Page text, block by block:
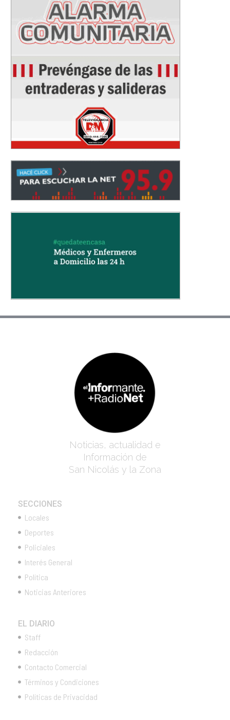
Noticias, actualidad e
Información de
San Nicolás y la Zona
SECCIONES
Locales
Deportes
Policiales
Interés General
Política
Noticias Anteriores
EL DIARIO
Staff
Redacción
Contacto Comercial
Términos y Condiciones
Políticas de Privacidad